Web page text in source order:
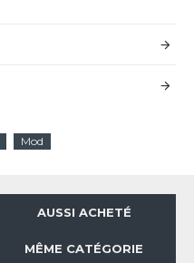
Mod
AUSSI ACHETÉ
MÊME CATÉGORIE